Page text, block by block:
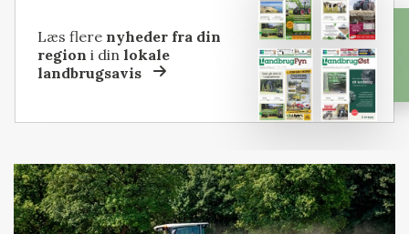
Læs flere nyheder fra din
region i dinlokale
landbrugsavis